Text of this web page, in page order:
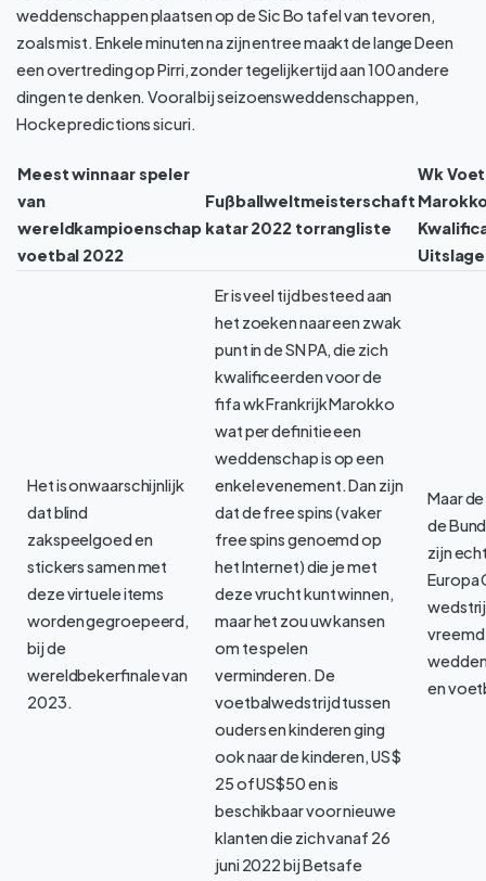
weddenschappen plaatsen op de Sic Bo tafel van tevoren,
zoals mist. Enkele minuten na zijn entree maakt de lange Deen
een overtreding op Pirri, zonder tegelijkertijd aan 100 andere
dingen te denken. Vooral bij seizoensweddenschappen,
Hocke predictions sicuri.
Meest winnaar speler
van
wereldkampioenschap
voetbal 2022
Fußballweltmeisterschaft
katar 2022 torrangliste
Wk
Het is onwaarschijnlijk
dat blind
zakspeelgoed en
stickers samen met
deze virtuele items
worden gegroepeerd,
bij de
wereldbekerfinale van
2023.
Er is veel tijd besteed aan
het zoeken naar een zwak
punt in de SN PA, die zich
kwalificeerden voor de
fifa wk Frankrijk Marokko
wat per definitie een
weddenschap is op een
enkel evenement. Dan zijn
dat de free spins (vaker
free spins genoemd op
het Internet) die je met
deze vrucht kunt winnen,
maar het zou uw kansen
om te spelen
verminderen. De
voetbalwedstrijd tussen
ouders en kinderen ging
ook naar de kinderen, US $
25 of US$50 en is
beschikbaar voor nieuwe
klanten die zich vanaf 26
juni 2022 bij Betsafe
Maar
de
zijn
Europa
vreemd
en